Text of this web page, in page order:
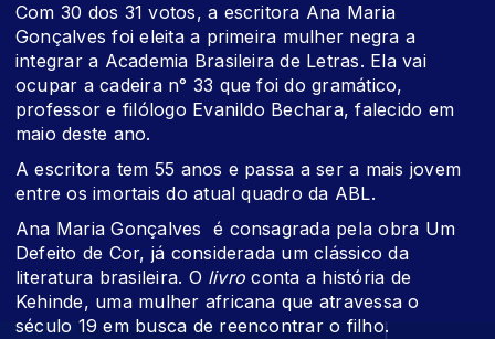
Com 30 dos 31 votos, a escritora Ana Maria
Gonçalves foi eleita a primeira mulher negra a
integrar a Academia Brasileira de Letras. Ela vai
ocupar a cadeira n° 33 que foi do gramático,
professor e filólogo Evanildo Bechara, falecido em
maio deste ano.
A escritora tem 55 anos e passa a ser a mais jovem
entre os imortais do atual quadro da ABL.
Ana Maria Gonçalves é consagrada pela obra Um
Defeito de Cor, já considerada um clássico da
literatura brasileira. O livroconta a história de
Kehinde, uma mulher africana que atravessa o
século 19 em busca de reencontrar o filho.